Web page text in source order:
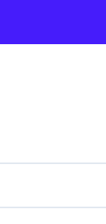
더 체험기
!
기